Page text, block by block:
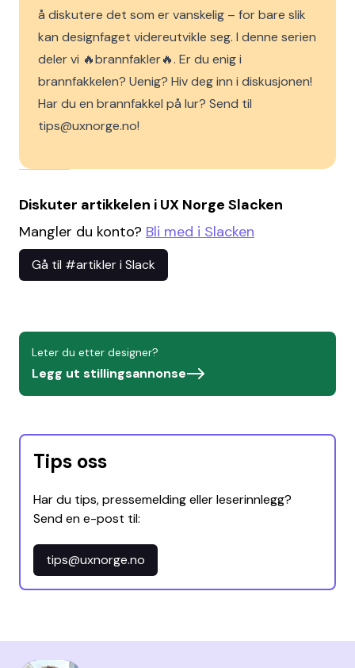
å diskutere det som er vanskelig – for bare slik
kan designfaget videreutvikle seg. I denne serien
deler vi 🔥brannfakler🔥. Er du enig i
brannfakkelen? Uenig? Hiv deg inn i diskusjonen!
Har du en brannfakkel på lur? Send til
tips@uxnorge.no!
Diskuter artikkelen i UX Norge Slacken
Mangler du konto? Bli med i Slacken
Gå til #artikler i Slack
Leter du etter designer?
Legg ut stillingsannonse
Tips oss
Har du tips, pressemelding eller leserinnlegg?
Send en e-post til:
tips@uxnorge.no